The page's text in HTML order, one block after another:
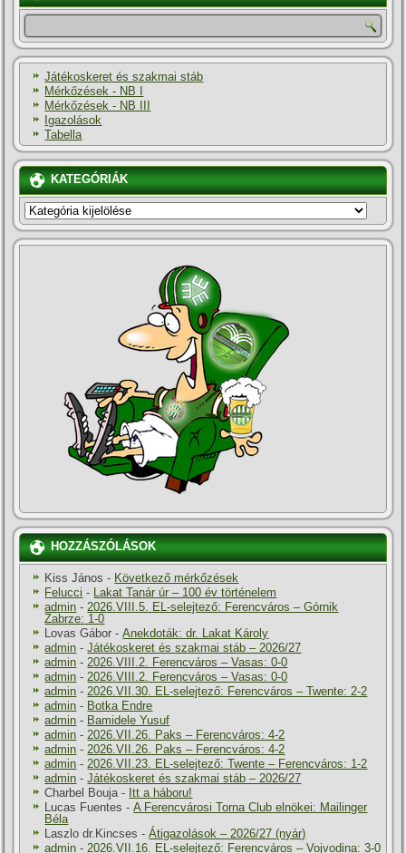
Játékoskeret és szakmai stáb
Mérkőzések - NB I
Mérkőzések - NB III
Igazolások
Tabella
KATEGÓRIÁK
KATEGÓRIÁK
HOZZÁSZÓLÁSOK
Kiss János - Következő mérkőzések
Felucci - Lakat Tanár úr – 100 év történelem
admin -2026.VIII.5. EL-selejtező: Ferencváros – Górnik
Zabrze: 1-0
Lovas Gábor -Anekdoták: dr. Lakat Károly
admin -Játékoskeret és szakmai stáb – 2026/27
admin -2026.VIII.2. Ferencváros – Vasas: 0-0
admin -2026.VIII.2. Ferencváros – Vasas: 0-0
admin -2026.VII.30. EL-selejtező: Ferencváros – Twente: 2-2
admin - Botka Endre
admin - Bamidele Yusuf
admin -2026.VII.26. Paks – Ferencváros: 4-2
admin -2026.VII.26. Paks – Ferencváros: 4-2
admin -2026.VII.23. EL-selejtező: Twente – Ferencváros: 1-2
admin -Játékoskeret és szakmai stáb – 2026/27
Charbel Bouja- Itt a háboru!
Lucas Fuentes -A Ferencvárosi Torna Club elnökei: Mailinger
Béla
Laszlo dr.Kincses -Átigazolások – 2026/27 (nyár)
admin -2026.VII.16. EL-selejtező: Ferencváros – Vojvodina: 3-0